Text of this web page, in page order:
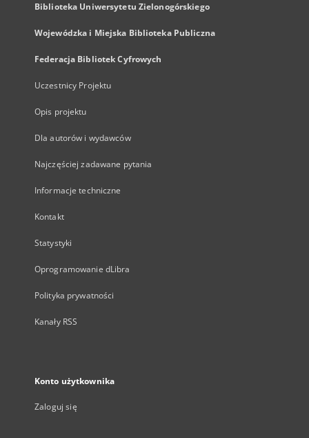
Biblioteka Uniwersytetu Zielonogórskiego
Wojewódzka i Miejska Biblioteka Publiczna
Federacja Bibliotek Cyfrowych
Uczestnicy Projektu
Opis projektu
Dla autorów i wydawców
Najczęściej zadawane pytania
Informacje techniczne
Kontakt
Statystyki
Oprogramowanie dLibra
Polityka prywatności
Kanały RSS
Konto użytkownika
Zaloguj się